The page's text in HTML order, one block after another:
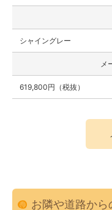
シャイングレー
メ
619,800円（税抜）
お隣や道路から